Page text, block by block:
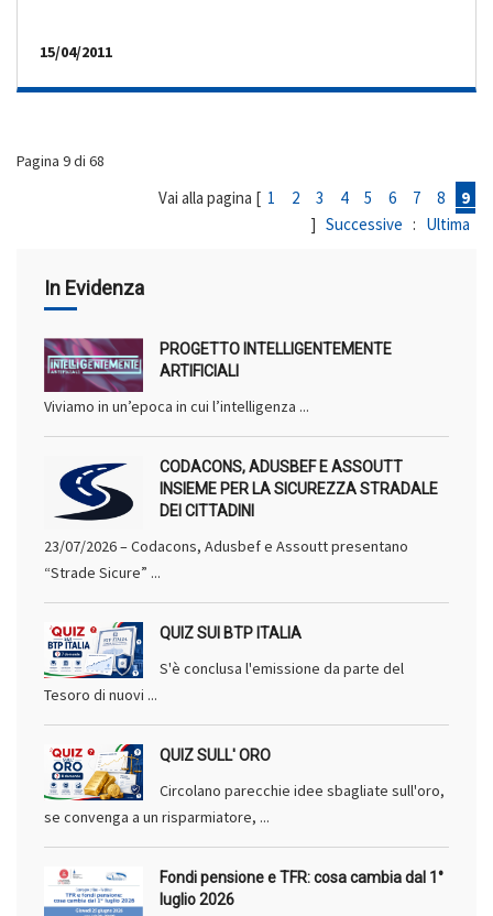
15/04/2011
Pagina 9 di 68
Vai alla pagina [ 1 2 3 4 5 6 7 8
9
] Successive : Ultima
In Evidenza
PROGETTO INTELLIGENTEMENTE
ARTIFICIALI
Viviamo in un’epoca in cui l’intelligenza ...
CODACONS, ADUSBEF E ASSOUTT
INSIEME PER LA SICUREZZA STRADALE
DEI CITTADINI
23/07/2026 – Codacons, Adusbef e Assoutt presentano
“Strade Sicure” ...
QUIZ SUI BTP ITALIA
S'è conclusa l'emissione da parte del
Tesoro di nuovi ...
QUIZ SULL' ORO
Circolano parecchie idee sbagliate sull'oro,
se convenga a un risparmiatore, ...
Fondi pensione e TFR: cosa cambia dal 1°
luglio 2026